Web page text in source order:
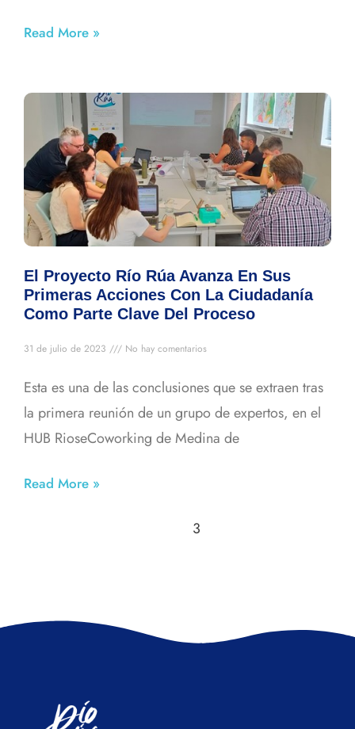
Read More »
El Proyecto Río Rúa Avanza En Sus
Primeras Acciones Con La Ciudadanía
Como Parte Clave Del Proceso
31 de julio de 2023 No hay comentarios
Esta es una de las conclusiones que se extraen tras
la primera reunión de un grupo de expertos, en el
HUB RioseCoworking de Medina de
Read More »
3